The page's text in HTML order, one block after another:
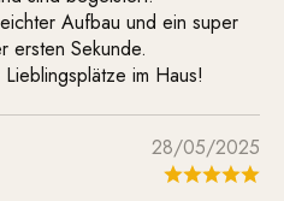
Aufbau und ein super
ersten Sekunde.
im Haus!
28/05/2025